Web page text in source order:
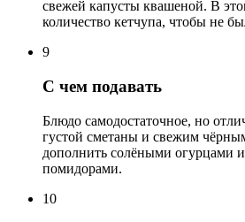
свежей капусты квашеной. В
количество кетчупа, чтобы не
9
С чем подавать
Блюдо самодостаточное, но
густой сметаны и свежим
дополнить солёными огурцами
помидорами.
10